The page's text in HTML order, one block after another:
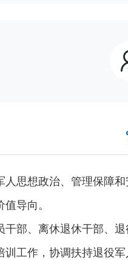
想政治、管理保障和
导向。
、离休退休干部、退
作，协调扶持退役军